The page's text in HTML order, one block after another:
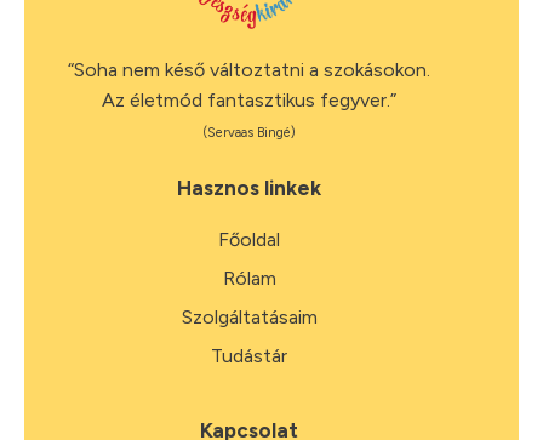
“Soha nem késő változtatni a szokásokon.
Az életmód fantasztikus fegyver.”
(Servaas Bingé)
Hasznos linkek
Főoldal
Rólam
Szolgáltatásaim
Tudástár
Kapcsolat